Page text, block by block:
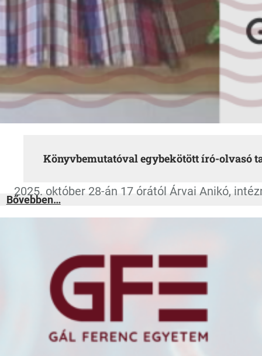
Könyvbemutatóval egybekötött író-olvasó
2025. október 28-án 17 órától Árvai Anikó,
Bővebben…:Könyvbemutatóval
egybekötött
olvasó
találkozó